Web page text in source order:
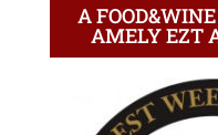
A
AMELY EZT